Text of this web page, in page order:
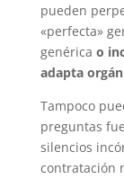
pueden
«perfecta»
genérica o
adapta
Tampoco
preguntas
silencios
contratación